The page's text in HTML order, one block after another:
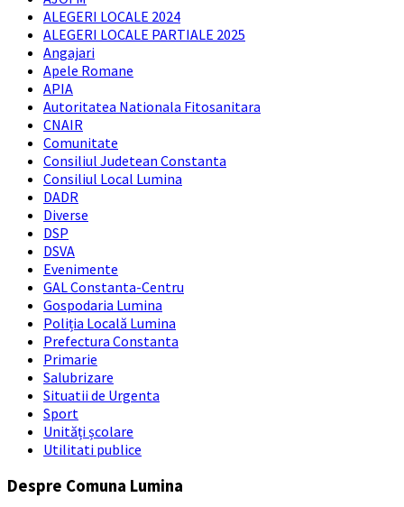
ALEGERI LOCALE 2024
ALEGERI LOCALE PARTIALE 2025
Angajari
Apele Romane
APIA
Autoritatea Nationala Fitosanitara
CNAIR
Comunitate
Consiliul Judetean Constanta
Consiliul Local Lumina
DADR
Diverse
DSP
DSVA
Evenimente
GAL Constanta-Centru
Gospodaria Lumina
Poliția Locală Lumina
Prefectura Constanta
Primarie
Salubrizare
Situatii de Urgenta
Sport
Unități școlare
Utilitati publice
Despre Comuna Lumina